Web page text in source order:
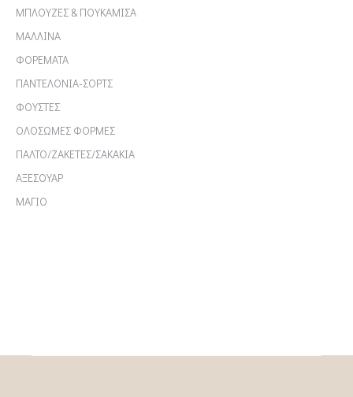
ΜΠΛΟΥΖΕΣ & ΠΟΥΚΑΜΙΣΑ
ΜΑΛΛΙΝΑ
ΦΟΡΕΜΑΤΑ
ΠΑΝΤΕΛΟΝΙΑ-ΣΟΡΤΣ
ΦΟΥΣΤΕΣ
ΟΛΟΣΩΜΕΣ ΦΟΡΜΕΣ
ΠΑΛΤΟ/ΖΑΚΕΤΕΣ/ΣΑΚΑΚΙΑ
ΑΞΕΣΟΥΑΡ
ΜΑΓΙΟ